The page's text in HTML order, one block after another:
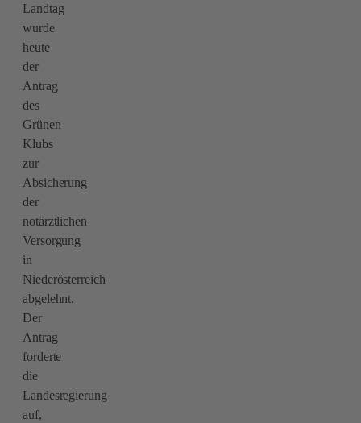
Landtag
wurde
heute
der
Antrag
des
Grünen
Klubs
zur
Absicherung
der
notärztlichen
Versorgung
in
Niederösterreich
abgelehnt.
Der
Antrag
forderte
die
Landesregierung
auf,